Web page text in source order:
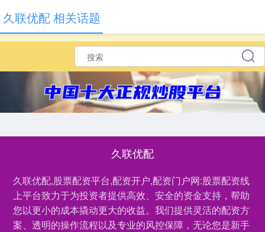
久联优配
久联优配,股票配资平台,配资开户,配资门户网:股票配资线
上平台致力于为投资者提供高效、安全的资金支持，帮助
您以更小的成本撬动更大的收益。我们提供灵活的配资方
案、透明的操作流程以及专业的风控保障，无论您是新手
久联优配 相关话题